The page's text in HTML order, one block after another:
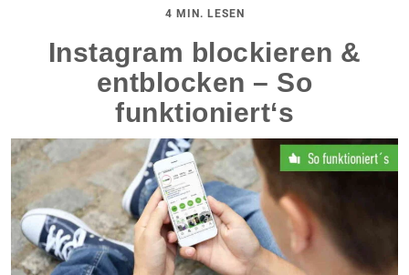
4 MIN. LESEN
Instagram blockieren &
entblocken – So
funktioniert‘s